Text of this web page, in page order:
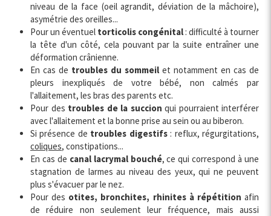
niveau de la face (oeil agrandit, déviation de la mâchoire),
asymétrie des oreilles...
Pour un éventuel torticolis congénital : difficulté à tourner
la tête d'un côté, cela pouvant par la suite entraîner une
déformation crânienne.
En cas de troubles du sommeil et notamment en cas de
pleurs inexpliqués de votre bébé, non calmés par
l'allaitement, les bras des parents etc.
Pour des troubles de la succion qui pourraient interférer
avec l'allaitement et la bonne prise au sein ou au biberon.
Si présence de troubles digestifs: reflux, régurgitations,
coliques, constipations...
En cas de canal lacrymal bouché, ce qui correspond à une
stagnation de larmes au niveau des yeux, qui ne peuvent
plus s'évacuer par le nez.
Pour des otites, bronchites, rhinites à répétition afin
de réduire non seulement leur fréquence, mais aussi